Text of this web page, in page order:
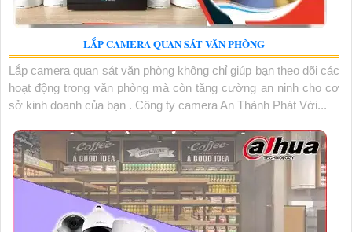
LẮP CAMERA QUAN SÁT VĂN PHÒNG
Lắp camera quan sát văn phòng không chỉ giúp bạn theo dõi các
hoạt động trong văn phòng mà còn tăng cường an ninh cho cơ
sở kinh doanh của bạn . Công ty camera An Thành Phát Với...